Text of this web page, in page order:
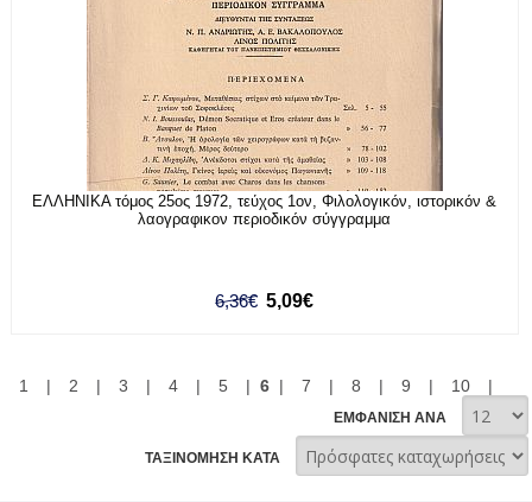
ΕΛΛΗΝΙΚΑ τόμος 25ος 1972, τεύχος 1ον, Φιλολογικόν, ιστορικόν &
λαογραφικον περιοδικόν σύγγραμμα
6,36€ 5,09€
1 | 2 | 3 | 4 | 5 | 6| 7 | 8 | 9 | 10 |
ΕΜΦΑΝΙΣΗ ΑΝΑ
ΤΑΞΙΝΟΜΗΣΗ ΚΑΤΑ